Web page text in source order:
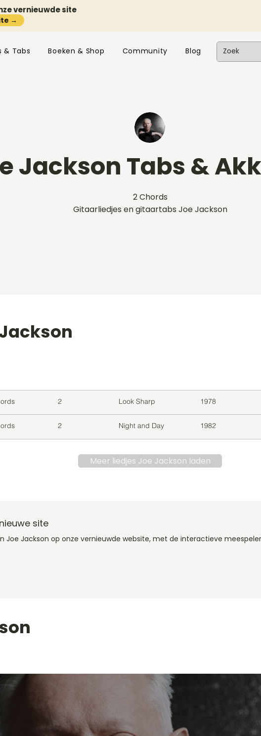
vernieuwde site
→
& Tabs Boeken & Shop Community Blog
Jackson Tabs &
2 Chords
Gitaarliedjes en gitaartabs Joe Jackson
2 Look Sharp 1978
2 Night and Day 1982
Meer liedjes Joe Jackson laden
site
Joe Jackson op onze vernieuwde website, met de interactieve meespeler